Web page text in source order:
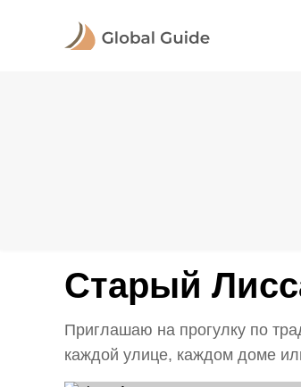
Старый
Приглашаю на прогулку по
каждой улице, каждом доме